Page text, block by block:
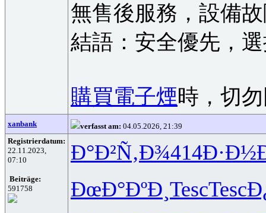
無售後服務，設備
結語：安全優先，
購買電子煙時，切
xanbank verfasst am: 04.05.2026, 21:39
Registrierdatum:
22.11.2023,
07:10
Beiträge:
591758
Ð°Ð²Ñ‚Ð¾414
ÐœÐ°ÐºÐ¸ TescTesc